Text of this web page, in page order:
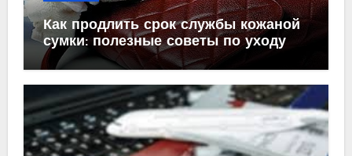
Как продлить срок службы кожаной
сумки: полезные советы по уходу